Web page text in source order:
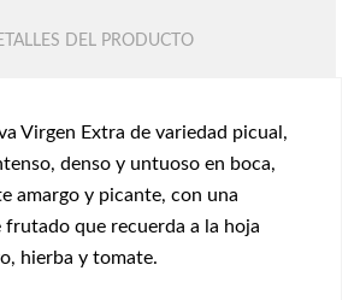
DEL PRODUCTO
Virgen Extra de variedad picual,
denso y untuoso en boca,
amargo y picante, con una
frutado que recuerda a la hoja
hierba y tomate.